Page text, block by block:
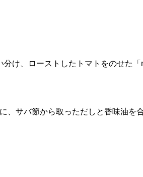
け、ローストしたトマトをのせた
、サバ節から取っただしと香味油を